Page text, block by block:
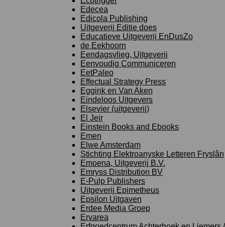
Edecea
Edicola Publishing
Uitgeverij Editie does
Educatieve Uitgeverij EnDusZo
de Eekhoorn
Eendagsvlieg, Uitgeverij
Eenvoudig Communiceren
EetPaleo
Effectual Strategy Press
Eggink en Van Aken
Eindeloos Uitgevers
Elsevier (uitgeverij)
El Jeir
Einstein Books and Ebooks
Emen
Elwe Amsterdam
Stichting Elektroanyske Letteren Fryslân
Emoena, Uitgeverij B.V.
Emryss Distribution BV
E-Pulp Publishers
Uitgeverij Epimetheus
Epsilon Uitgaven
Erdee Media Groep
Ervarea